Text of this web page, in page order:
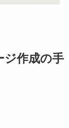
ジ作成の手